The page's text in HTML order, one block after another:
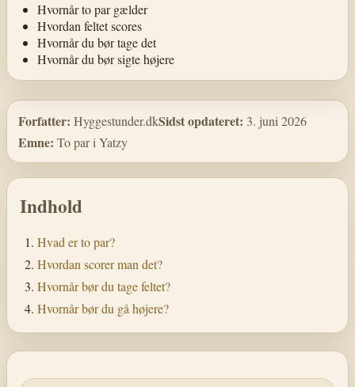
Hvornår to par gælder
Hvordan feltet scores
Hvornår du bør tage det
Hvornår du bør sigte højere
Forfatter: Hyggestunder.dkSidst opdateret: 3. juni 2026
Emne: To par i Yatzy
Indhold
Hvad er to par?
Hvordan scorer man det?
Hvornår bør du tage feltet?
Hvornår bør du gå højere?